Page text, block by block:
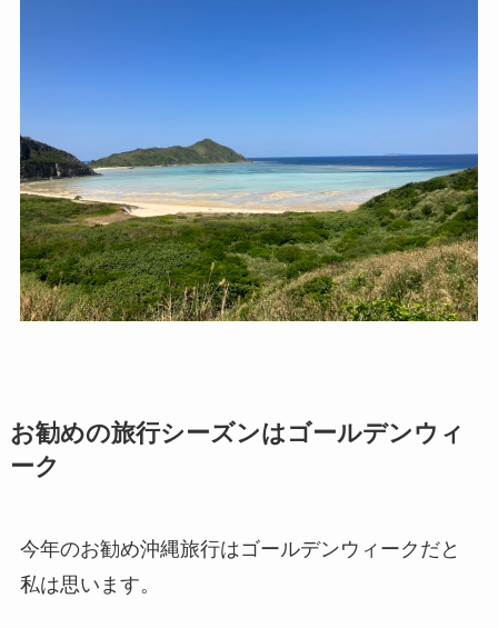
お勧めの旅行シーズンはゴールデンウィ
ーク
今年のお勧め沖縄旅行はゴールデンウィークだと
私は思います。